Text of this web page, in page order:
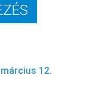
12.